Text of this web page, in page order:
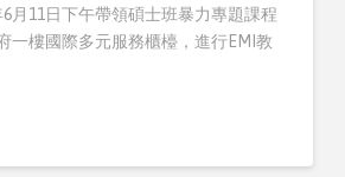
月11日下午帶領碩士班暴力專題課程
一樓國際多元服務櫃檯，進行EMI教